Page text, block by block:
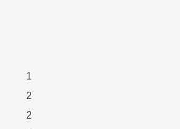
1
2
2